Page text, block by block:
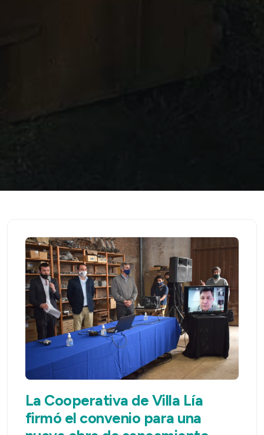
La Cooperativa de Villa Lía
firmó el convenio para una